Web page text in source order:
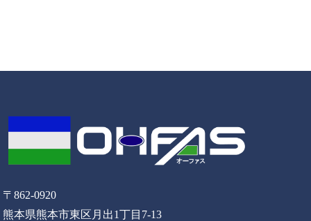
〒862-0920
熊本県熊本市東区月出1丁目7-13